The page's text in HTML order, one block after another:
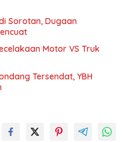
Sorotan, Dugaan
Motor VS Truk
Tersendat, YBH